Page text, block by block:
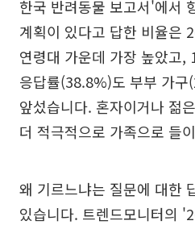
한국 반려동물 보고서'에서
계획이 있다고 답한 비율은
연령대 가운데 가장 높았고,
응답률(38.8%)도 부부 가구
앞섰습니다. 혼자이거나 젊
더 적극적으로 가족으로 들
왜 기르느냐는 질문에 대한
있습니다. 트렌드모니터의